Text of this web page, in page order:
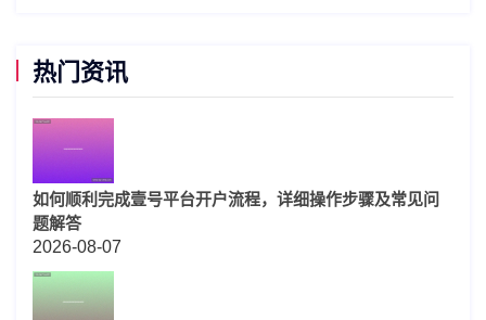
热门资讯
如何顺利完成壹号平台开户流程，详细操作步骤及常见问
题解答
2026-08-07